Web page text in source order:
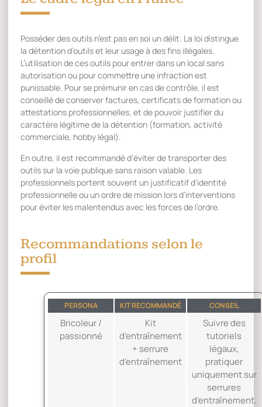
Posséder des outils n’est pas en soi un délit. La loi distingue
la détention d’outils et leur usage à des fins illégales.
L’utilisation de ces outils pour entrer dans un local sans
autorisation ou pour commettre une infraction est
punissable. Pour se prémunir en cas de contrôle, il est
conseillé de conserver factures, certificats de formation ou
attestations professionnelles, et de pouvoir justifier du
caractère légitime de la détention (formation, activité
commerciale, hobby légal).
En outre, il est recommandé d’éviter de transporter des
outils sur la voie publique sans raison valable. Les
professionnels portent souvent un justificatif d’identité
professionnelle ou un ordre de mission lors d’interventions
pour éviter les malentendus avec les forces de l’ordre.
Recommandations selon le
profil
PERSONA KIT RECOMMANDÉ CONSEIL
Bricoleur /
passionné
Kit
d’entraînement
+ serrure
d’entraînement
Suivre des
tutoriels
légaux,
pratiquer
uniquement sur
serrures
d’entraînement.